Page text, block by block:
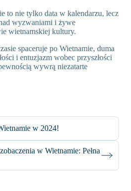
to nie tylko data w kalendarzu, lecz
wyzwaniami i żywe
wietnamskiej kultury.
spaceruje po Wietnamie, duma
i entuzjazm wobec przyszłości
wywrą niezatarte
w 2024!
w Wietnamie: Pełna